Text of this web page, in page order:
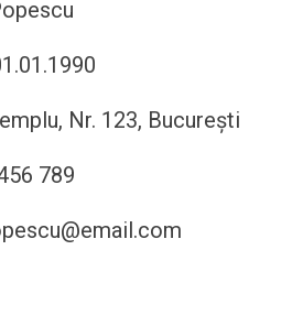
Nr. 123, București
789